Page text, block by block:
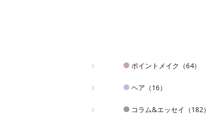
ポイントメイク（64）
ヘア（16）
コラム&エッセイ（182）